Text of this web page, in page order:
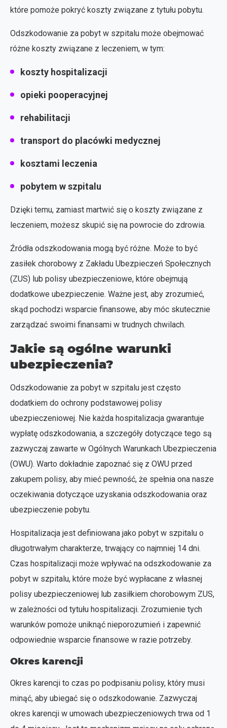
które pomoże pokryć koszty związane z tytułu pobytu.
Odszkodowanie za pobyt w szpitalu może obejmować
różne koszty związane z leczeniem, w tym:
koszty hospitalizacji
opieki pooperacyjnej
rehabilitacji
transport do placówki medycznej
kosztami leczenia
pobytem w szpitalu
Dzięki temu, zamiast martwić się o koszty związane z
leczeniem, możesz skupić się na powrocie do zdrowia.
Źródła odszkodowania mogą być różne. Może to być
zasiłek chorobowy z Zakładu Ubezpieczeń Społecznych
(ZUS) lub polisy ubezpieczeniowe, które obejmują
dodatkowe ubezpieczenie. Ważne jest, aby zrozumieć,
skąd pochodzi wsparcie finansowe, aby móc skutecznie
zarządzać swoimi finansami w trudnych chwilach.
Jakie są ogólne warunki
ubezpieczenia?
Odszkodowanie za pobyt w szpitalu jest często
dodatkiem do ochrony podstawowej polisy
ubezpieczeniowej. Nie każda hospitalizacja gwarantuje
wypłatę odszkodowania, a szczegóły dotyczące tego są
zazwyczaj zawarte w Ogólnych Warunkach Ubezpieczenia
(OWU). Warto dokładnie zapoznać się z OWU przed
zakupem polisy, aby mieć pewność, że spełnia ona nasze
oczekiwania dotyczące uzyskania odszkodowania oraz
ubezpieczenie pobytu.
Hospitalizacja jest definiowana jako pobyt w szpitalu o
długotrwałym charakterze, trwający co najmniej 14 dni.
Czas hospitalizacji może wpływać na odszkodowanie za
pobyt w szpitalu, które może być wypłacane z własnej
polisy ubezpieczeniowej lub zasiłkiem chorobowym ZUS,
w zależności od tytułu hospitalizacji. Zrozumienie tych
warunków pomoże uniknąć nieporozumień i zapewnić
odpowiednie wsparcie finansowe w razie potrzeby.
Okres karencji
Okres karencji to czas po podpisaniu polisy, który musi
minąć, aby ubiegać się o odszkodowanie. Zazwyczaj
okres karencji w umowach ubezpieczeniowych trwa od 1